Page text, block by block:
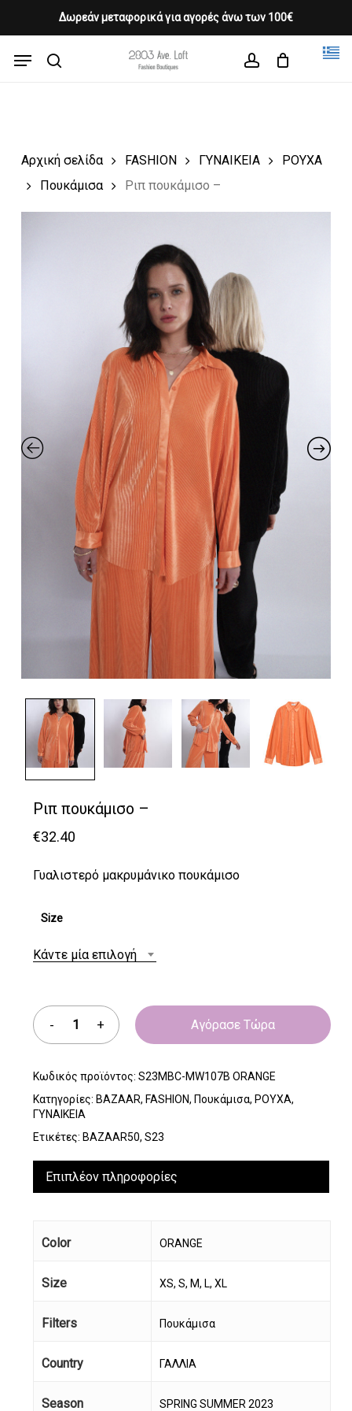
Δωρεάν μεταφορικά για αγορές άνω των 100€
content
Menu
Cart CLOSE
CART
Αρχική σελίδα FASHION ΓΥΝΑΙΚΕΙΑ
ΡΟΥΧΑ
Πουκάμισα
Ριπ πουκάμισο –
Ριπ πουκάμισο –
€32.40
Γυαλιστερό μακρυμάνικο πουκάμισο
Size
Κάντε μία επιλογή
Αγόρασε Τώρα
Κωδικός προϊόντος: S23MBC-MW107B ORANGE
Κατηγορίες: BAZAAR, FASHION, Πουκάμισα, ΡΟΥΧΑ,
ΓΥΝΑΙΚΕΙΑ
Ετικέτες: BAZAAR50, S23
Επιπλέον πληροφορίες
Color ORANGE
Size XS, S, M, L, XL
Filters Πουκάμισα
Country ΓΑΛΛΙΑ
Season SPRING SUMMER 2023
Close